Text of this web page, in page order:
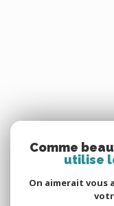
Comme
utilise
On aimerait vous